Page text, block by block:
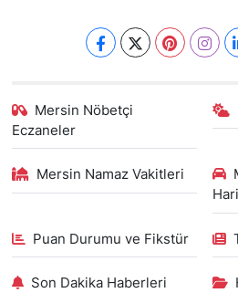
Mersin Nöbetçi
Eczaneler
Mersin Namaz Vakitleri
Puan Durumu ve Fikstür
Son Dakika Haberleri